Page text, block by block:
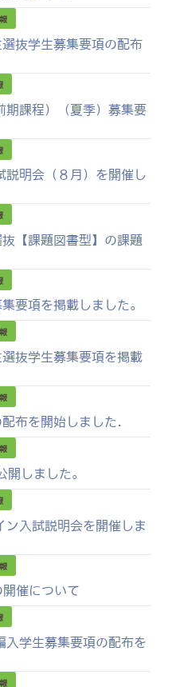
抜学生募集要項の配布
期課程）（夏季）募集要
説明会（８月）を開催し
【課題図書型】の課題
要項を掲載しました。
抜学生募集要項を掲載
布を開始しました.
しました。
ン入試説明会を開催しま
催について
入学生募集要項の配布を